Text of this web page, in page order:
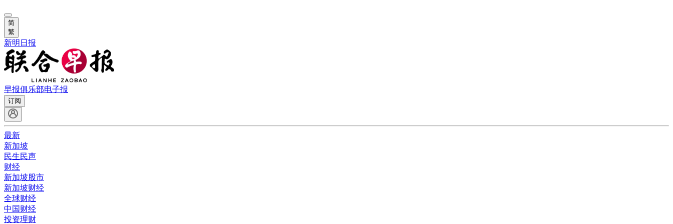
简
繁
新明日报
早报俱乐部电子报
订阅
最新
新加坡
民生民声
财经
新加坡股市
新加坡财经
全球财经
中国财经
投资理财